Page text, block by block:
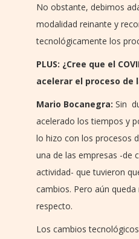
No obstante, debimos
modalidad reinante y
tecnológicamente los
PLUS: ¿Cree que el
acelerar el proceso de
Mario Bocanegra: Sin
acelerado los tiempos y
lo hizo con los procesos
una de las empresas -de
actividad- que tuvieron
cambios. Pero aún
respecto.
Los cambios